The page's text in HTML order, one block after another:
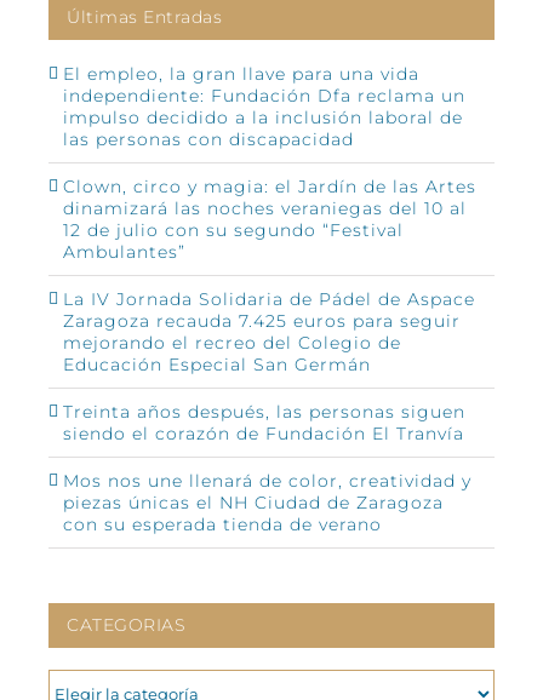
Últimas Entradas
El empleo, la gran llave para una vida
independiente: Fundación Dfa reclama un
impulso decidido a la inclusión laboral de
las personas con discapacidad
Clown, circo y magia: el Jardín de las Artes
dinamizará las noches veraniegas del 10 al
12 de julio con su segundo “Festival
Ambulantes”
La IV Jornada Solidaria de Pádel de Aspace
Zaragoza recauda 7.425 euros para seguir
mejorando el recreo del Colegio de
Educación Especial San Germán
Treinta años después, las personas siguen
siendo el corazón de Fundación El Tranvía
Mos nos une llenará de color, creatividad y
piezas únicas el NH Ciudad de Zaragoza
con su esperada tienda de verano
CATEGORIAS
CATEGORIAS